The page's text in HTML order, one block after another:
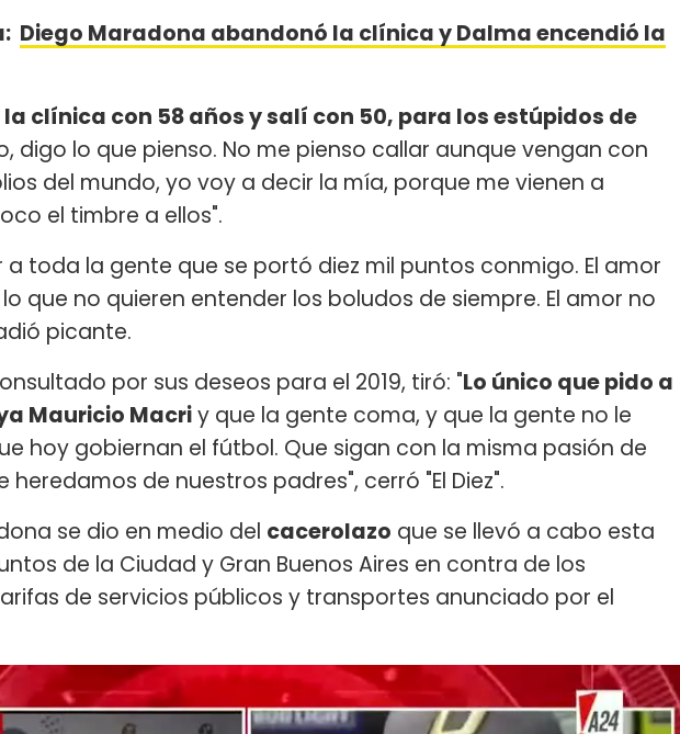
Diego Maradona abandonó la clínica y Dalma encendió la
la clínica con 58 años y salí con 50, para los estúpidos de
digo lo que pienso. No me pienso callar aunque vengan con
del mundo, yo voy a decir la mía, porque me vienen a
el timbre a ellos".
toda la gente que se portó diez mil puntos conmigo. El amor
que no quieren entender los boludos de siempre. El amor no
picante.
por sus deseos para el 2019, tiró: "Lo único que pido a
Mauricio Macriy que la gente coma, y que la gente no le
hoy gobiernan el fútbol. Que sigan con la misma pasión de
de nuestros padres", cerró "El Diez".
se dio en medio del cacerolazo que se llevó a cabo esta
de la Ciudad y Gran Buenos Aires en contra de los
de servicios públicos y transportes anunciado por el